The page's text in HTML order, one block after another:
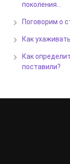
поколения…
Поговорим о
Как
Как
поставили?